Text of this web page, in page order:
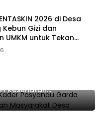
2026 di Desa
Gizi dan
UMKM untuk Tekan
Kader Posyandu
Kesehatan